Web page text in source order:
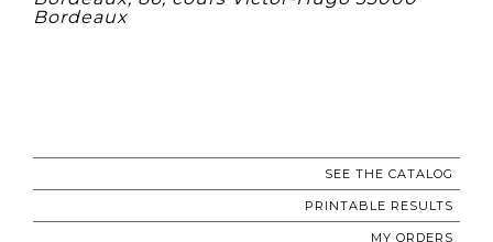
Bordeaux
SEE THE CATALOG
PRINTABLE RESULTS
MY ORDERS